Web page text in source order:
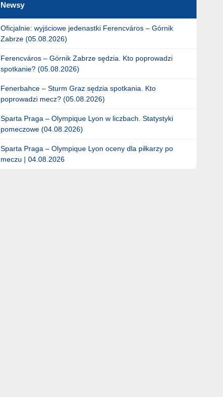
Newsy
Oficjalnie: wyjściowe jedenastki Ferencváros – Górnik
Zabrze (05.08.2026)
Ferencváros – Górnik Zabrze sędzia. Kto poprowadzi
spotkanie? (05.08.2026)
Fenerbahce – Sturm Graz sędzia spotkania. Kto
poprowadzi mecz? (05.08.2026)
Sparta Praga – Olympique Lyon w liczbach. Statystyki
pomeczowe (04.08.2026)
Sparta Praga – Olympique Lyon oceny dla piłkarzy po
meczu | 04.08.2026